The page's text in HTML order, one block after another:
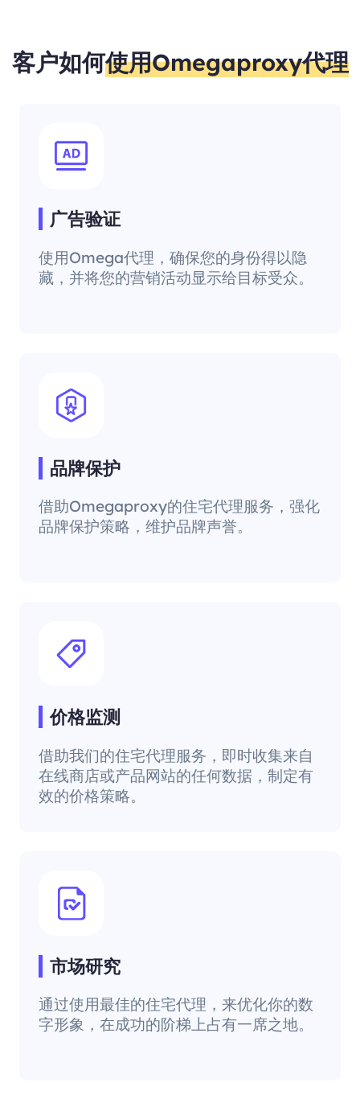
客户如何使用Omegaproxy代理
广告验证
使用Omega代理，确保您的身份得以隐
藏，并将您的营销活动显示给目标受众。
品牌保护
借助Omegaproxy的住宅代理服务，强化
品牌保护策略，维护品牌声誉。
价格监测
借助我们的住宅代理服务，即时收集来自
在线商店或产品网站的任何数据，制定有
效的价格策略。
市场研究
通过使用最佳的住宅代理，来优化你的数
字形象，在成功的阶梯上占有一席之地。